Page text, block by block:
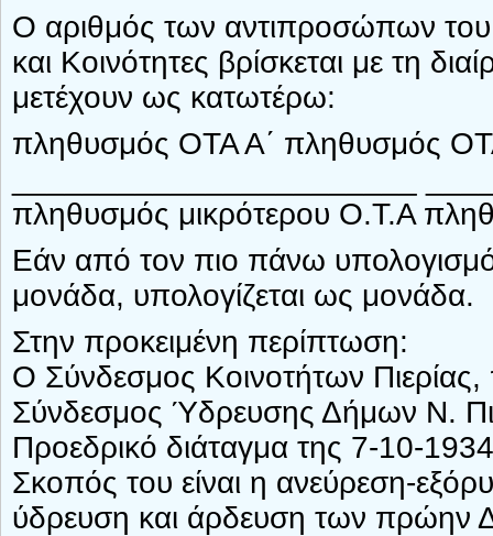
Ο αριθμός των αντιπροσώπων
και Κοινότητες βρίσκεται με τη
μετέχουν ως κατωτέρω:
πληθυσμός ΟΤΑ Α΄ πληθυσμός
πληθυσμός μικρότερου Ο.Τ.Α
Εάν από τον πιο πάνω
μονάδα, υπολογίζεται ως μονάδα.
Στην προκειμένη περίπτωση:
Ο Σύνδεσμος Κοινοτήτων Πιερίας,
Σύνδεσμος Ύδρευσης Δήμων Ν.
Προεδρικό διάταγμα της 7-10-
Σκοπός του είναι η ανεύρεση-
ύδρευση και άρδευση των πρώην